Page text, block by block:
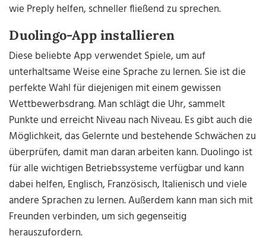
wie Preply helfen, schneller fließend zu sprechen.
Duolingo-App installieren
Diese beliebte App verwendet Spiele, um auf
unterhaltsame Weise eine Sprache zu lernen. Sie ist die
perfekte Wahl für diejenigen mit einem gewissen
Wettbewerbsdrang. Man schlägt die Uhr, sammelt
Punkte und erreicht Niveau nach Niveau. Es gibt auch die
Möglichkeit, das Gelernte und bestehende Schwächen zu
überprüfen, damit man daran arbeiten kann. Duolingo ist
für alle wichtigen Betriebssysteme verfügbar und kann
dabei helfen, Englisch, Französisch, Italienisch und viele
andere Sprachen zu lernen. Außerdem kann man sich mit
Freunden verbinden, um sich gegenseitig
herauszufordern.